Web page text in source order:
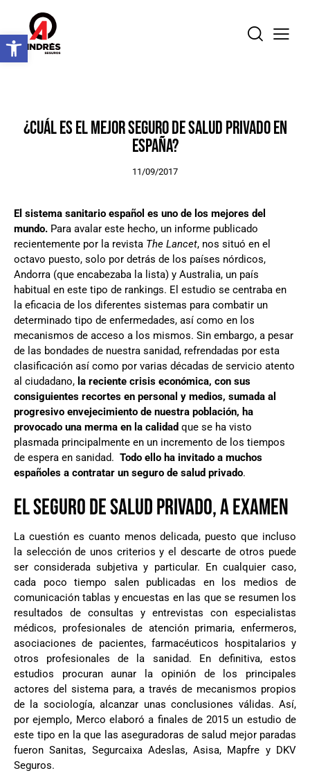
¿CUÁL ES EL MEJOR SEGURO DE SALUD PRIVADO EN
ESPAÑA?
11/09/2017
El sistema sanitario español es uno de los mejores del
mundo. Para avalar este hecho, un informe publicado
recientemente por la revista The Lancet, nos situó en el
octavo puesto, solo por detrás de los países nórdicos,
Andorra (que encabezaba la lista) y Australia, un país
habitual en este tipo de rankings. El estudio se centraba en
la eficacia de los diferentes sistemas para combatir un
determinado tipo de enfermedades, así como en los
mecanismos de acceso a los mismos. Sin embargo, a pesar
de las bondades de nuestra sanidad, refrendadas por esta
clasificación así como por varias décadas de servicio atento
al ciudadano, la reciente crisis económica, con sus
consiguientes recortes en personal y medios, sumada al
progresivo envejecimiento de nuestra población, ha
provocado una merma en la calidad que se ha visto
plasmada principalmente en un incremento de los tiempos
de espera en sanidad. Todo ello ha invitado a muchos
españoles a contratar un seguro de salud privado.
EL SEGURO DE SALUD PRIVADO, A EXAMEN
La cuestión es cuanto menos delicada, puesto que incluso
la selección de unos criterios y el descarte de otros puede
ser considerada subjetiva y particular. En cualquier caso,
cada poco tiempo salen publicadas en los medios de
comunicación tablas y encuestas en las que se resumen los
resultados de consultas y entrevistas con especialistas
médicos, profesionales de atención primaria, enfermeros,
asociaciones de pacientes, farmacéuticos hospitalarios y
otros profesionales de la sanidad. En definitiva, estos
estudios procuran aunar la opinión de los principales
actores del sistema para, a través de mecanismos propios
de la sociología, alcanzar unas conclusiones válidas. Así,
por ejemplo, Merco elaboró a finales de 2015 un estudio de
este tipo en la que las aseguradoras de salud mejor paradas
fueron Sanitas, Segurcaixa Adeslas, Asisa, Mapfre y DKV
Seguros.
Abrir barra de herramientas